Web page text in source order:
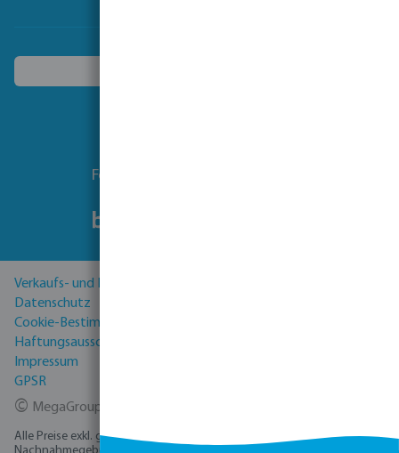
Folgen Sie uns
Verkaufs- und Lieferbedingungen
Datenschutz
Cookie-Bestimmungen
Haftungsausschluss
Impressum
GPSR
© MegaGroup Trade 2026
Alle Preise exkl. gesetzl. Mehrwertsteuer zzgl. Versandkostenund ggf.